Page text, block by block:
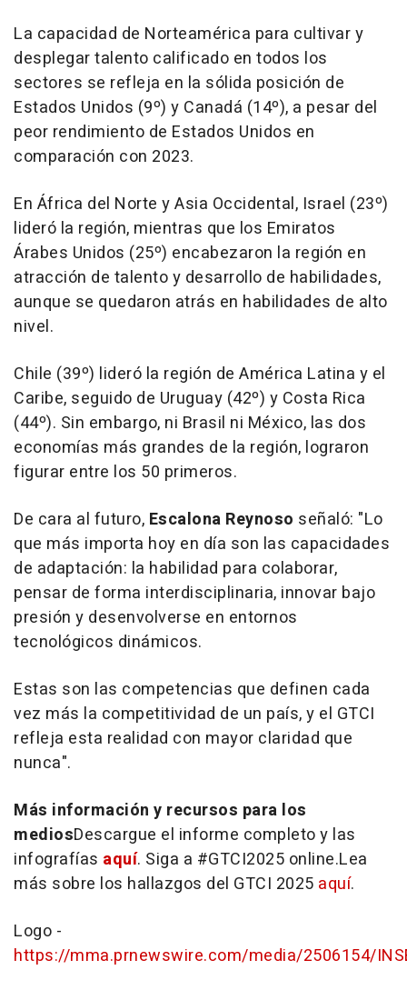
La capacidad de Norteamérica para cultivar y
desplegar talento calificado en todos los
sectores se refleja en la sólida posición de
Estados Unidos (9º) y Canadá (14º), a pesar del
peor rendimiento de Estados Unidos en
comparación con 2023.
En África del Norte y Asia Occidental, Israel (23º)
lideró la región, mientras que los Emiratos
Árabes Unidos (25º) encabezaron la región en
atracción de talento y desarrollo de habilidades,
aunque se quedaron atrás en habilidades de alto
nivel.
Chile (39º) lideró la región de América Latina y el
Caribe, seguido de Uruguay (42º) y Costa Rica
(44º). Sin embargo, ni Brasil ni México, las dos
economías más grandes de la región, lograron
figurar entre los 50 primeros.
De cara al futuro, Escalona Reynoso señaló: "Lo
que más importa hoy en día son las capacidades
de adaptación: la habilidad para colaborar,
pensar de forma interdisciplinaria, innovar bajo
presión y desenvolverse en entornos
tecnológicos dinámicos.
Estas son las competencias que definen cada
vez más la competitividad de un país, y el GTCI
refleja esta realidad con mayor claridad que
nunca".
Más información y recursos para los
mediosDescargue el informe completo y las
infografías aquí. Siga a #GTCI2025 online.Lea
más sobre los hallazgos del GTCI 2025 aquí.
Logo -
https://mma.prnewswire.com/media/2506154/